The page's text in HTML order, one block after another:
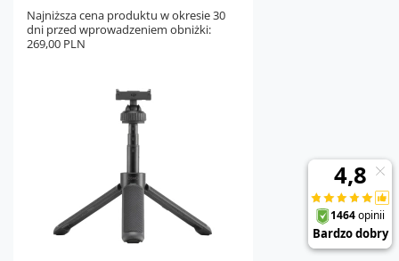
Najniższa cena produktu w okresie 30
dni przed wprowadzeniem obniżki:
269,00 PLN